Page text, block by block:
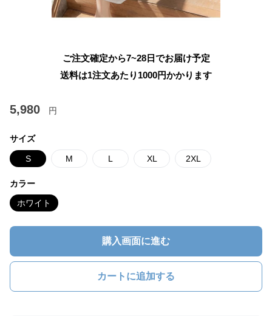
ご注文確定から7~28日でお届け予定
送料は1注文あたり 1000円かかります
5,980 円
サイズ
S M L XL 2XL
カラー
ホワイト
購入画面に進む
カートに追加する